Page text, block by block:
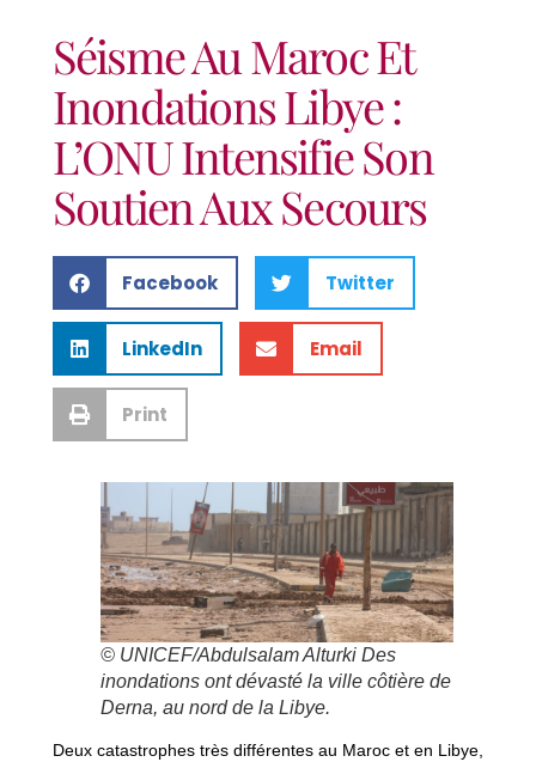
Séisme Au Maroc Et
Inondations Libye :
L’ONU Intensifie Son
Soutien Aux Secours
Facebook Twitter
LinkedIn Email
Print
© UNICEF/Abdulsalam Alturki Des
inondations ont dévasté la ville côtière de
Derna, au nord de la Libye.
Deux catastrophes très différentes au Maroc et en Libye,